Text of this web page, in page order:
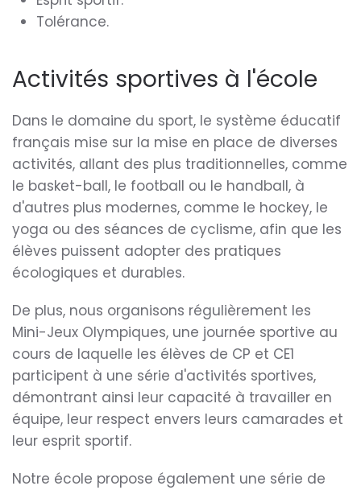
Tolérance.
Activités sportives à l'école
Dans le domaine du sport, le système éducatif
français mise sur la mise en place de diverses
activités, allant des plus traditionnelles, comme
le basket-ball, le football ou le handball, à
d'autres plus modernes, comme le hockey, le
yoga ou des séances de cyclisme, afin que les
élèves puissent adopter des pratiques
écologiques et durables.
De plus, nous organisons régulièrement les
Mini-Jeux Olympiques, une journée sportive au
cours de laquelle les élèves de CP et CE1
participent à une série d'activités sportives,
démontrant ainsi leur capacité à travailler en
équipe, leur respect envers leurs camarades et
leur esprit sportif.
Notre école propose également une série de